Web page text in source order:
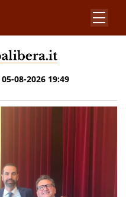
05-08-2026 19:49